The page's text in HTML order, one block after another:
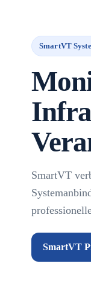
SmartVT
SmartVT
SmartVT